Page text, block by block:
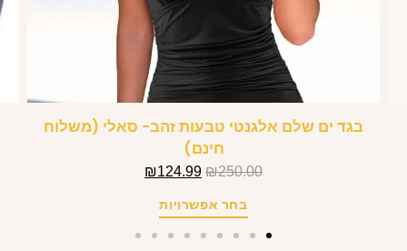
בגד ים שלם אלגנטי טבעות זהב- סאלי (משלוח
חינם)
₪250.00
₪124.99
בחר אפשרויות